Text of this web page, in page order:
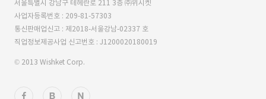
서울특별시 강남구 테헤란로 211 3층 ㈜위시켓
사업자등록번호 : 209-81-57303
통신판매업신고 : 제2018-서울강남-02337 호
직업정보제공사업 신고번호 : J1200020180019
© 2013 Wishket Corp.